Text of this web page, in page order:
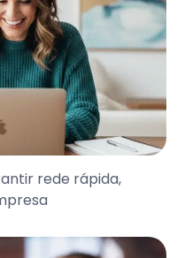
rede rápida,